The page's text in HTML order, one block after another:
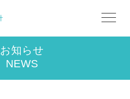
お知らせ
NEWS